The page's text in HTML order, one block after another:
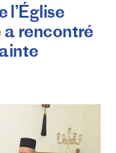
l’Église
a rencontré